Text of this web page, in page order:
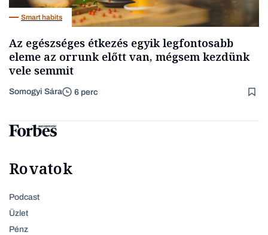
Smart habits
Az egészséges étkezés egyik legfontosabb
eleme az orrunk előtt van, mégsem kezdünk
vele semmit
Somogyi Sára 6 perc
Rovatok
Podcast
Üzlet
Pénz